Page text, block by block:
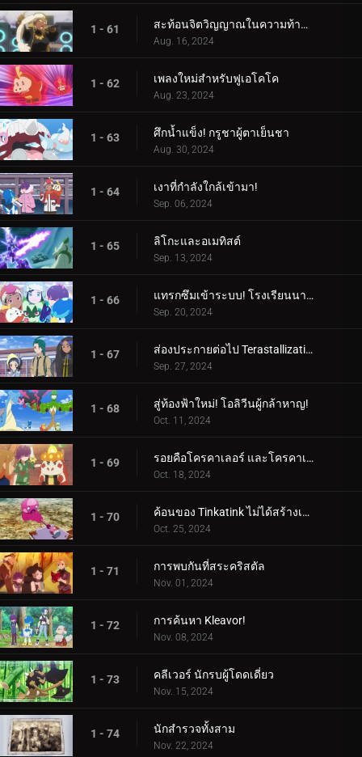
1 - 61 สะท้อนจิตวิญญาณในความท้าทายแห่งการสัมผัส!
Aug. 16, 2024
1 - 62 เพลงใหม่สำหรับฟูเอโคโค
Aug. 23, 2024
1 - 63 ศึกน้ำแข็ง! กรูชาผู้ตาเย็นชา
Aug. 30, 2024
1 - 64 เงาที่กำลังใกล้เข้ามา!
Sep. 06, 2024
1 - 65 ลิโกะและอเมทิสต์
Sep. 13, 2024
1 - 66 แทรกซึมเข้าระบบ! โรงเรียนนารันจาอยู่ในอันตราย!
Sep. 20, 2024
1 - 67 ส่องประกายต่อไป Terastallization! ลิโก้ ปะทะ รอย!
Sep. 27, 2024
1 - 68 สู่ท้องฟ้าใหม่! โอลิวีนผู้กล้าหาญ!
Oct. 11, 2024
1 - 69 รอยคือโครคาเลอร์ และโครคาเลอร์ก็คือรอย!
Oct. 18, 2024
1 - 70 ค้อนของ Tinkatink ไม่ได้สร้างเสร็จภายในวันเดียว
Oct. 25, 2024
1 - 71 การพบกันที่สระคริสตัล
Nov. 01, 2024
1 - 72 การค้นหา Kleavor!
Nov. 08, 2024
1 - 73 คลีเวอร์ นักรบผู้โดดเดี่ยว
Nov. 15, 2024
1 - 74 นักสำรวจทั้งสาม
Nov. 22, 2024